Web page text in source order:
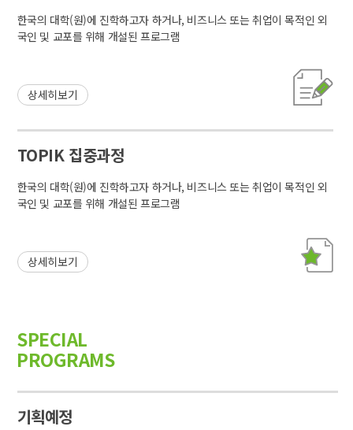
한국의 대학(원)에 진학하고자 하거나, 비즈니스 또는 취업이 목적인 외
국인 및 교포를 위해 개설된 프로그램
상세히보기
TOPIK 집중과정
한국의 대학(원)에 진학하고자 하거나, 비즈니스 또는 취업이 목적인 외
국인 및 교포를 위해 개설된 프로그램
상세히보기
SPECIAL
PROGRAMS
기획예정